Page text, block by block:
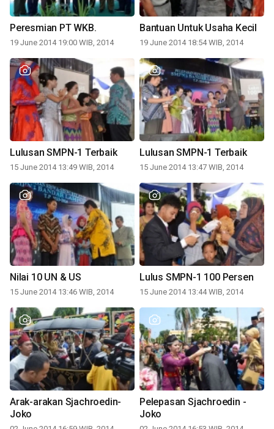
Peresmian PT WKB.
19 June 2014 19:00 WIB, 2014
Bantuan Untuk Usaha Kecil
19 June 2014 18:54 WIB, 2014
Lulusan SMPN-1 Terbaik
15 June 2014 13:49 WIB, 2014
Lulusan SMPN-1 Terbaik
15 June 2014 13:47 WIB, 2014
Nilai 10 UN & US
15 June 2014 13:46 WIB, 2014
Lulus SMPN-1 100 Persen
15 June 2014 13:44 WIB, 2014
Arak-arakan Sjachroedin-
Joko
Pelepasan Sjachroedin -
Joko